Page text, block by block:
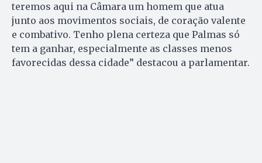
teremos aqui na Câmara um homem que atua
junto aos movimentos sociais, de coração valente
e combativo. Tenho plena certeza que Palmas só
tem a ganhar, especialmente as classes menos
favorecidas dessa cidade” destacou a parlamentar.